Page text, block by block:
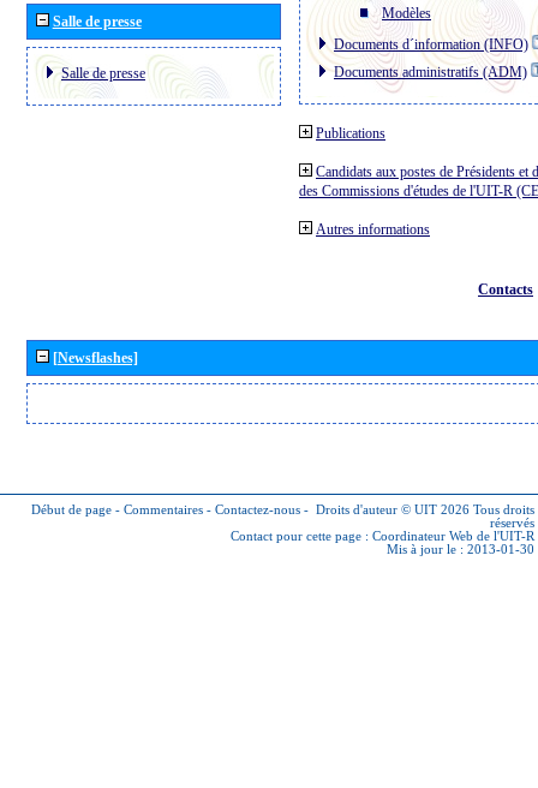
Salle de presse
Salle de presse
Modèles
Documents d´information (INFO)
Documents administratifs (ADM)
Publications
Candidats aux postes de Présidents et
des Commissions d'études de l'UIT-R
Autres informations
Contacts
[Newsflashes]
Début de page - Commentaires - Contactez-nous - Droits d'auteur © UIT 2026 Tous droits
réservés
Contact pour cette page : Coordinateur Web de l'UIT-R
Mis à jour le : 2013-01-30